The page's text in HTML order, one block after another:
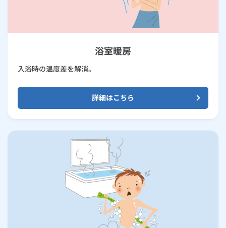
浴室暖房
入浴時の温度差を解消。
詳細はこちら